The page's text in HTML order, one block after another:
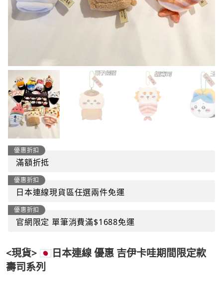
優惠折扣
滿額折抵
優惠折扣
日本連線現貨區任選兩件免運
優惠折扣
官網限定 單筆消費滿$1688免運
<現貨> 🇯🇵日本連線 優惠 吉伊卡哇期間限定款
壽司系列